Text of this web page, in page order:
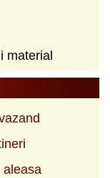
material
aleasa